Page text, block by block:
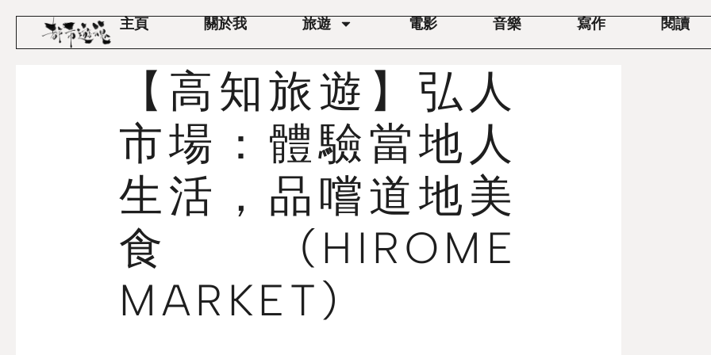
主頁 關於我 旅遊 電影 音樂 寫作 閱讀
【高知旅遊】弘人
市場：體驗當地人
生活，品嚐道地美
食 (HIROME
MARKET)